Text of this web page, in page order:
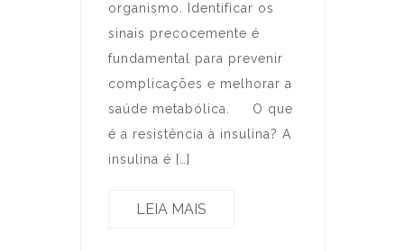
organismo. Identificar os
sinais precocemente é
fundamental para prevenir
complicações e melhorar a
saúde metabólica. O que
é a resistência à insulina? A
insulina é […]
LEIA MAIS